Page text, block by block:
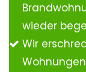
wieder
Wir